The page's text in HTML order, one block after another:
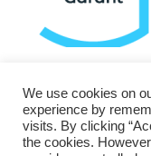
We use cookies on
experience by
visits. By clicking
the cookies.